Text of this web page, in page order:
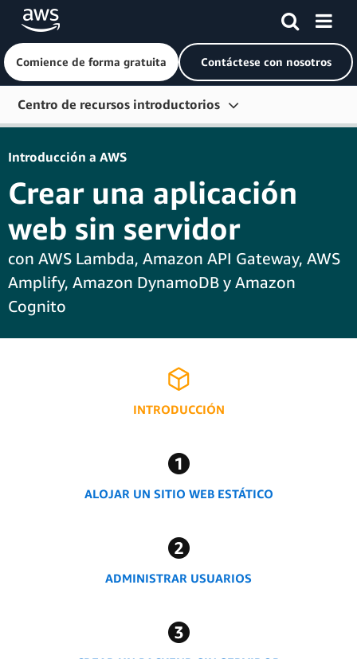
Saltar al contenido principal
Comience de forma gratuita Contáctese con nosotros
Centro de recursos introductorios
Conéctese
Herramientas para desarrolladores
Más recursos
Explorar por rol
Introducción a AWS
Crear una aplicación
web sin servidor
con AWS Lambda, Amazon API Gateway, AWS
Amplify, Amazon DynamoDB y Amazon
Cognito
INTRODUCCIÓN
ALOJAR UN SITIO WEB ESTÁTICO
ADMINISTRAR USUARIOS